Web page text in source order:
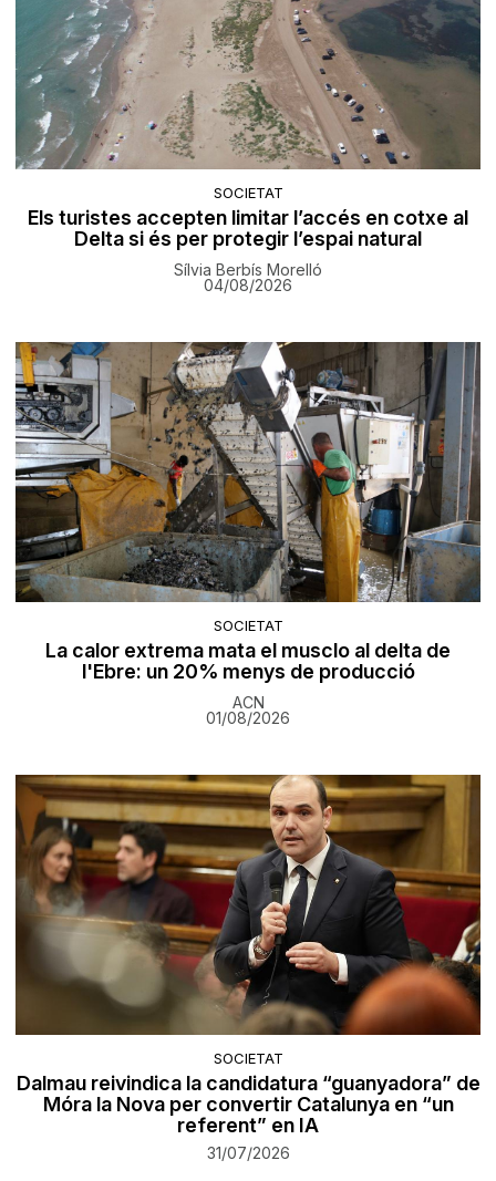
SOCIETAT
Els turistes accepten limitar l’accés en cotxe al
Delta si és per protegir l’espai natural
Sílvia Berbís Morelló
04/08/2026
SOCIETAT
La calor extrema mata el musclo al delta de
l'Ebre: un 20% menys de producció
ACN
01/08/2026
SOCIETAT
Dalmau reivindica la candidatura “guanyadora” de
Móra la Nova per convertir Catalunya en “un
referent” en IA
31/07/2026